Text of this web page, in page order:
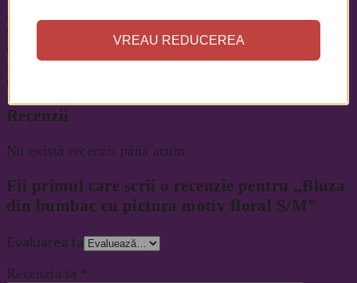
Avem haine casual, dar si rochii elegante de seara
sau rochii de mireasa. Unele articole le realizam pe
comanda, dupa masurile clientelor.
Acestea fiind spuse, vă aşteptăm la o bârfă sub
copacul fermecat, să ducem povestea mai departe…”
Recenzii
Nu există recenzii până acum.
Fii primul care scrii o recenzie pentru „Bluza
din bumbac cu pictura motiv floral S/M”
Evaluarea ta
Recenzia ta *
VREAU REDUCEREA